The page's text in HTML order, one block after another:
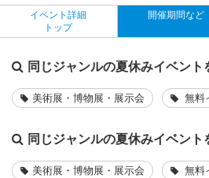
イベント詳細
トップ
開催期間など
同じジャンルの夏休みイベント
美術展・博物展・展示会 無料
同じジャンルの夏休みイベント
美術展・博物展・展示会 無料